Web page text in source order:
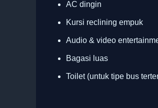
AC dingin
Kursi reclining empuk
Audio & video
Bagasi luas
Toilet (untuk tipe bus